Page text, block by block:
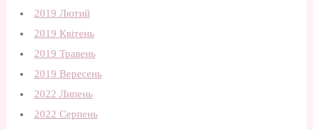
2019 Лютий
2019 Квітень
2019 Травень
2019 Вересень
2022 Липень
2022 Серпень